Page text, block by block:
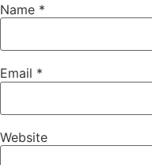
Name *
Email *
Website